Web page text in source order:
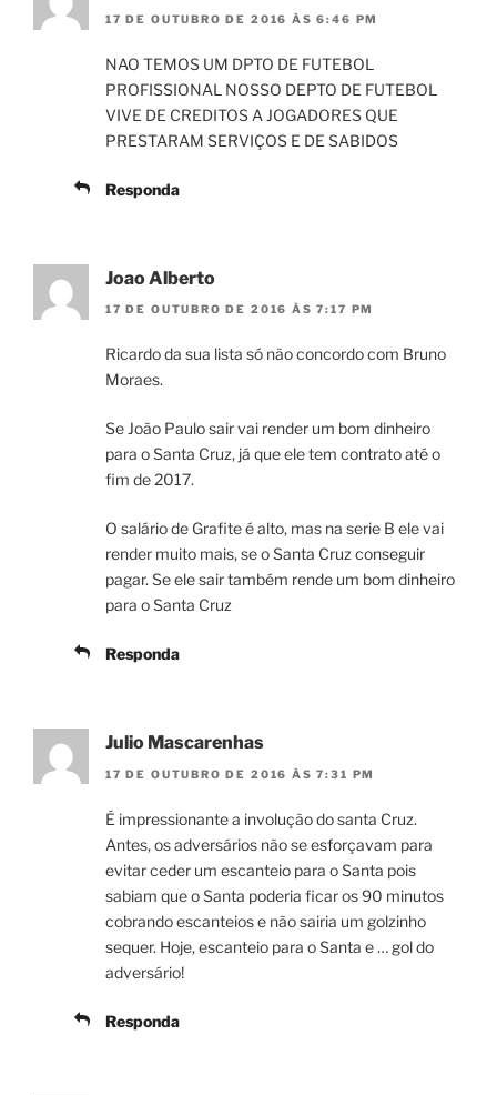
17 DE OUTUBRO DE 2016 ÀS 6:46 PM
NAO TEMOS UM DPTO DE FUTEBOL
PROFISSIONAL NOSSO DEPTO DE FUTEBOL
VIVE DE CREDITOS A JOGADORES QUE
PRESTARAM SERVIÇOS E DE SABIDOS
Responda
Joao Alberto
17 DE OUTUBRO DE 2016 ÀS 7:17 PM
Ricardo da sua lista só não concordo com Bruno
Moraes.
Se João Paulo sair vai render um bom dinheiro
para o Santa Cruz, já que ele tem contrato até o
fim de 2017.
O salário de Grafite é alto, mas na serie B ele vai
render muito mais, se o Santa Cruz conseguir
pagar. Se ele sair também rende um bom dinheiro
para o Santa Cruz
Responda
Julio Mascarenhas
17 DE OUTUBRO DE 2016 ÀS 7:31 PM
É impressionante a involução do santa Cruz.
Antes, os adversários não se esforçavam para
evitar ceder um escanteio para o Santa pois
sabiam que o Santa poderia ficar os 90 minutos
cobrando escanteios e não sairia um golzinho
sequer. Hoje, escanteio para o Santa e … gol do
adversário!
Responda